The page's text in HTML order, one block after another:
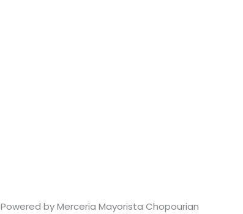
Powered by Merceria Mayorista Chopourian